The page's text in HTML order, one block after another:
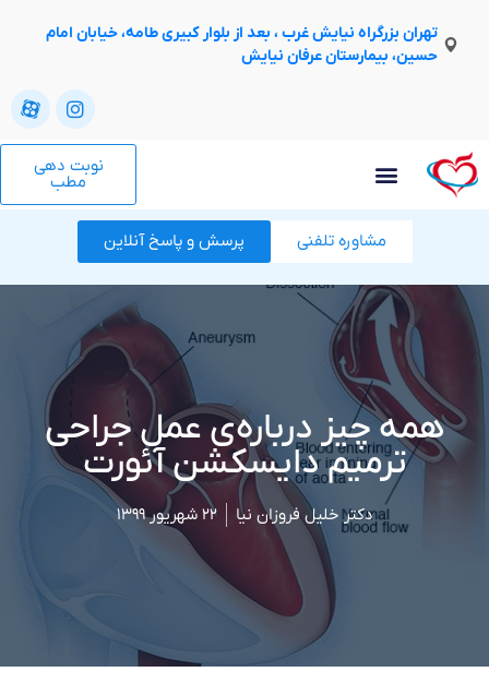
تهران بزرگراه نیایش غرب ، بعد از بلوار کبیری طامه، خیابان امام
حسین، بیمارستان عرفان نیایش
نوبت دهی
مطب
مشاوره تلفنی پرسش و پاسخ آنلاین
همه چیز درباره‌‌ی عمل جراحی
ترمیم دایسکشن آئورت
دکتر خلیل فروزان نیا ۲۲ شهریور ۱۳۹۹